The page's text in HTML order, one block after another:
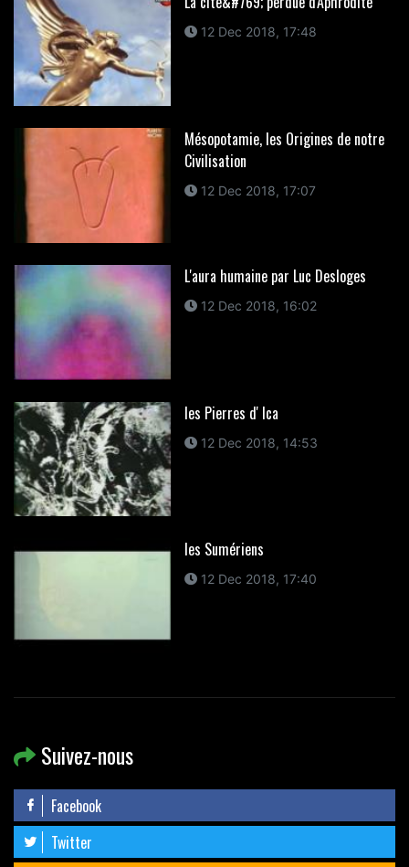
12 Dec 2018, 17:48
Mésopotamie, les Origines de notre
Civilisation
12 Dec 2018, 17:07
L'aura humaine par Luc Desloges
12 Dec 2018, 16:02
les Pierres d' Ica
12 Dec 2018, 14:53
les Sumériens
12 Dec 2018, 17:40
Suivez-nous
Facebook
Twitter